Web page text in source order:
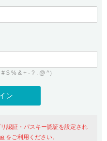
ン
をご利用希望の方
にログイン
を含む最新の機能を使う方
録
$ % & + - ? . @ ^）
認証・パスキー認証を設定され
をご利用ください。